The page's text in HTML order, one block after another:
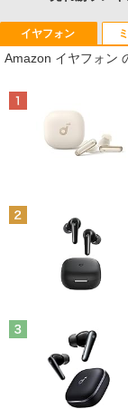
イヤフォン
Amazon イヤフォン